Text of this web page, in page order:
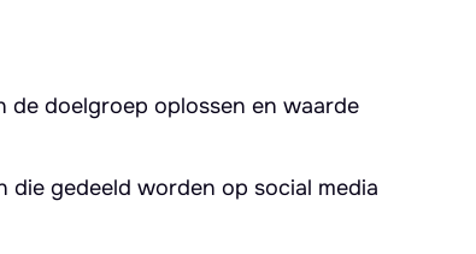
de doelgroep oplossen en waarde
gedeeld worden op social media